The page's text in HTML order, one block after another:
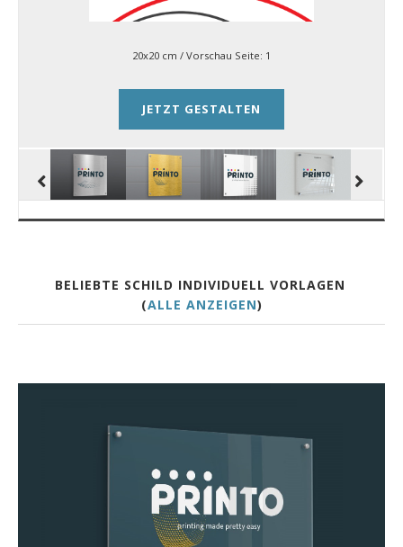
20x20 cm / Vorschau Seite: 1
JETZT GESTALTEN
BELIEBTE SCHILD INDIVIDUELL VORLAGEN
(ALLE ANZEIGEN)